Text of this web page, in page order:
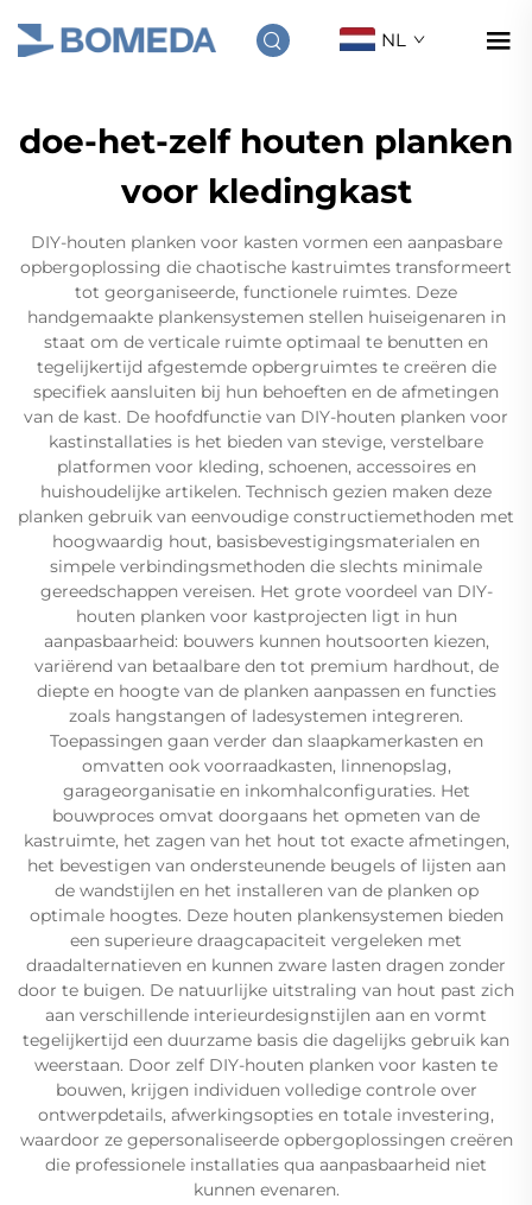
NL
doe-het-zelf houten planken
voor kledingkast
DIY-houten planken voor kasten vormen een aanpasbare
opbergoplossing die chaotische kastruimtes transformeert
tot georganiseerde, functionele ruimtes. Deze
handgemaakte plankensystemen stellen huiseigenaren in
staat om de verticale ruimte optimaal te benutten en
tegelijkertijd afgestemde opbergruimtes te creëren die
specifiek aansluiten bij hun behoeften en de afmetingen
van de kast. De hoofdfunctie van DIY-houten planken voor
kastinstallaties is het bieden van stevige, verstelbare
platformen voor kleding, schoenen, accessoires en
huishoudelijke artikelen. Technisch gezien maken deze
planken gebruik van eenvoudige constructiemethoden met
hoogwaardig hout, basisbevestigingsmaterialen en
simpele verbindingsmethoden die slechts minimale
gereedschappen vereisen. Het grote voordeel van DIY-
houten planken voor kastprojecten ligt in hun
aanpasbaarheid: bouwers kunnen houtsoorten kiezen,
variërend van betaalbare den tot premium hardhout, de
diepte en hoogte van de planken aanpassen en functies
zoals hangstangen of ladesystemen integreren.
Toepassingen gaan verder dan slaapkamerkasten en
omvatten ook voorraadkasten, linnenopslag,
garageorganisatie en inkomhalconfiguraties. Het
bouwproces omvat doorgaans het opmeten van de
kastruimte, het zagen van het hout tot exacte afmetingen,
het bevestigen van ondersteunende beugels of lijsten aan
de wandstijlen en het installeren van de planken op
optimale hoogtes. Deze houten plankensystemen bieden
een superieure draagcapaciteit vergeleken met
draadalternatieven en kunnen zware lasten dragen zonder
door te buigen. De natuurlijke uitstraling van hout past zich
aan verschillende interieurdesignstijlen aan en vormt
tegelijkertijd een duurzame basis die dagelijks gebruik kan
weerstaan. Door zelf DIY-houten planken voor kasten te
bouwen, krijgen individuen volledige controle over
ontwerpdetails, afwerkingsopties en totale investering,
waardoor ze gepersonaliseerde opbergoplossingen creëren
die professionele installaties qua aanpasbaarheid niet
kunnen evenaren.